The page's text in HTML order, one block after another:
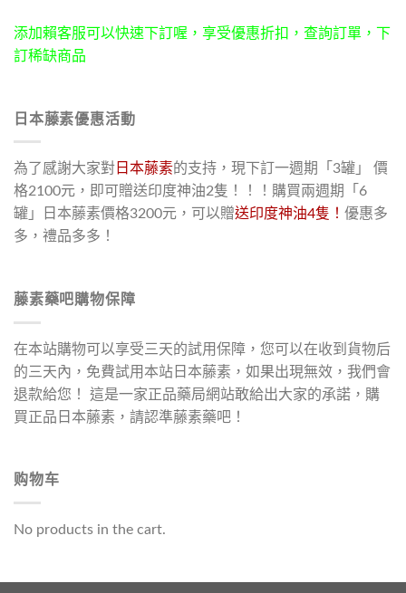
添加賴客服可以快速下訂喔，享受優惠折扣，查詢訂單，下
訂稀缺商品
日本藤素優惠活動
為了感謝大家對 日本藤素的支持，現下訂一週期「3罐」 價
格2100元，即可贈送印度神油2隻！！！購買兩週期「6
罐」日本藤素價格3200元，可以贈送印度神油4隻！ 優惠多
多，禮品多多！
藤素藥吧購物保障
在本站購物可以享受三天的試用保障，您可以在收到貨物后
的三天內，免費試用本站日本藤素，如果出現無效，我們會
退款給您！ 這是一家正品藥局網站敢給出大家的承諾，購
買正品日本藤素，請認準藤素藥吧！
购物车
No products in the cart.